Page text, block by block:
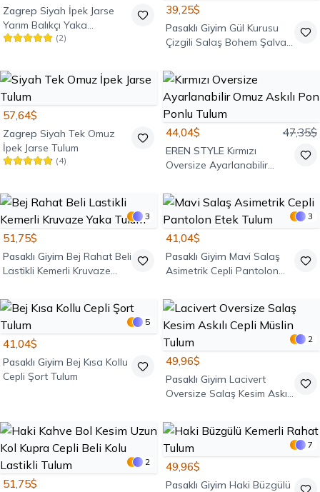
Zagrep Siyah İpek Jarse
Yarım Balıkçı Yaka
Fermuarlı Tulum
(2)
39,25$
Pasaklı Giyim Gül Kurusu
Çizgili Salaş Bohem Şalvar
Tulum
57,64$
Zagrep Siyah Tek Omuz
İpek Jarse Tulum
(4)
44,04$ 47,35$
EREN STYLE Kırmızı
Oversize Ayarlanabilir
Tulum
3
51,75$
Pasaklı Giyim Bej Rahat Beli
Lastikli Kemerli Kruvaze
3
41,04$
Pasaklı Giyim Mavi Salaş
Asimetrik Cepli Pantolon
5
41,04$
Pasaklı Giyim Bej Kısa Kollu
Cepli Şort Tulum
2
49,96$
Pasaklı Giyim Lacivert
Oversize Salaş Kesim Askılı
2
51,75$
7
49,96$
Pasaklı Giyim Haki Büzgülü